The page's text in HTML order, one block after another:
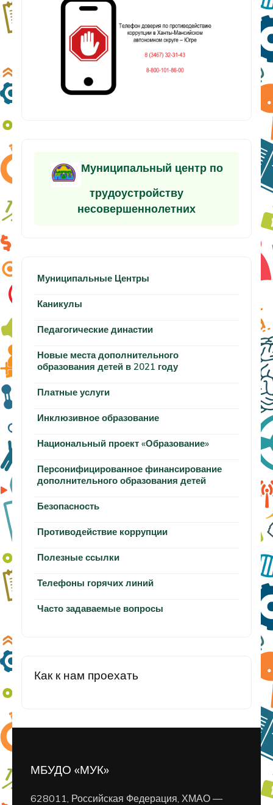
Муниципальный центр по
трудоустройству
несовершеннолетних
Муниципальные Центры
Каникулы
Педагогические династии
Новые места дополнительного
образования детей в 2021 году
Платные услуги
Инклюзивное образование
Национальный проект «Образование»
Персонифицированное финансирование
дополнительного образования детей
Безопасность
Противодействие коррупции
Полезные ссылки
Телефоны горячих линий
Часто задаваемые вопросы
Как к нам проехать
МБУДО «МУК»
628011, Российская Федерация, ХМАО —